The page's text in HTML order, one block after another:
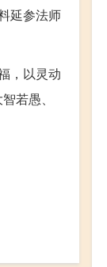
延参法师
，以灵动
若愚、